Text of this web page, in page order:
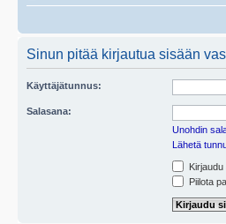
Sinun pitää kirjautua sisään
Käyttäjätunnus:
Salasana:
Unohdin
Lähetä
Piilota